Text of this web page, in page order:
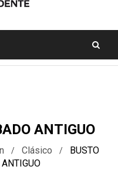
ANTIGUO
Clásico
BUSTO